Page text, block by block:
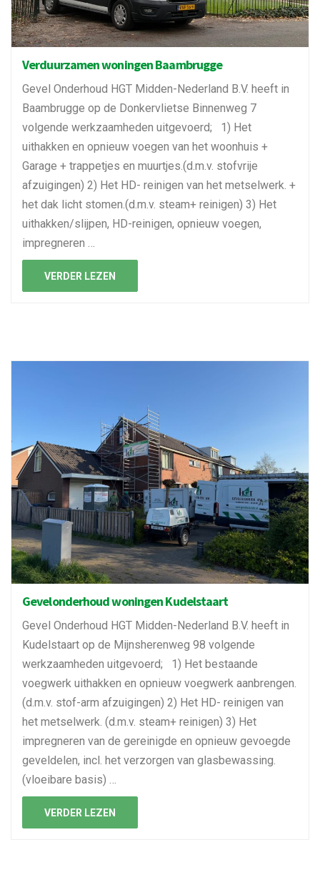
Verduurzamen woningen Baambrugge
Gevel Onderhoud HGT Midden-Nederland B.V. heeft in
Baambrugge op de Donkervlietse Binnenweg 7
volgende werkzaamheden uitgevoerd; 1) Het
uithakken en opnieuw voegen van het woonhuis +
Garage + trappetjes en muurtjes.(d.m.v. stofvrije
afzuigingen) 2) Het HD- reinigen van het metselwerk. +
het dak licht stomen.(d.m.v. steam+ reinigen) 3) Het
uithakken/slijpen, HD-reinigen, opnieuw voegen,
impregneren …
VERDER LEZEN
Gevelonderhoud woningen Kudelstaart
Gevel Onderhoud HGT Midden-Nederland B.V. heeft in
Kudelstaart op de Mijnsherenweg 98 volgende
werkzaamheden uitgevoerd; 1) Het bestaande
voegwerk uithakken en opnieuw voegwerk aanbrengen.
(d.m.v. stof-arm afzuigingen) 2) Het HD- reinigen van
het metselwerk. (d.m.v. steam+ reinigen) 3) Het
impregneren van de gereinigde en opnieuw gevoegde
geveldelen, incl. het verzorgen van glasbewassing.
(vloeibare basis) …
VERDER LEZEN